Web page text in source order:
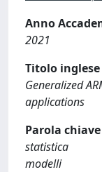
Anno
2021
Titolo inglese
Generalized
applications
Parola chiave
statistica
modelli